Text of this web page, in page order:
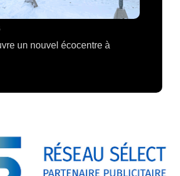
un nouvel écocentre à